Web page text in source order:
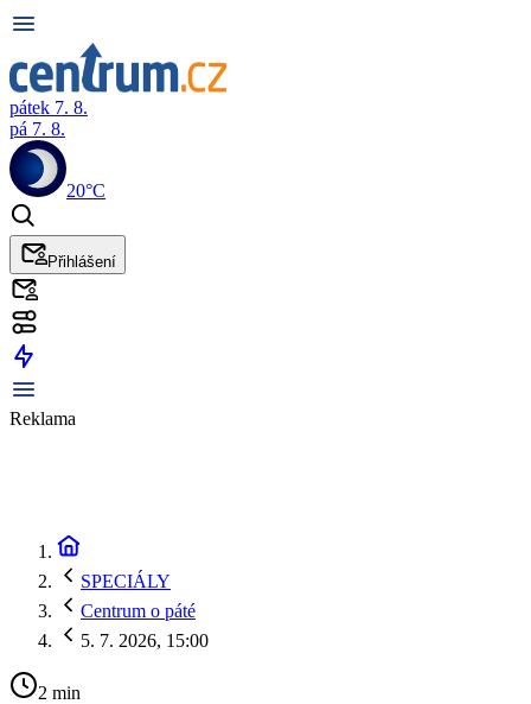
pátek 7. 8.
pá 7. 8.
20°C
Přihlášení
Reklama
SPECIÁLY
Centrum o páté
5. 7. 2026, 15:00
2 min